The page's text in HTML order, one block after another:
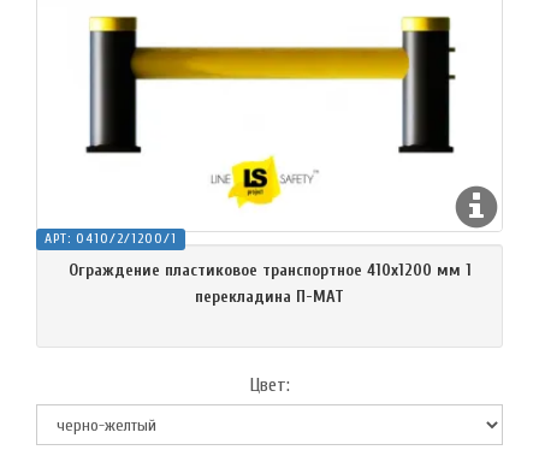
АРТ: O410/2/1200/1
Ограждение пластиковое транспортное 410х1200 мм 1
перекладина П-МАТ
Цвет: